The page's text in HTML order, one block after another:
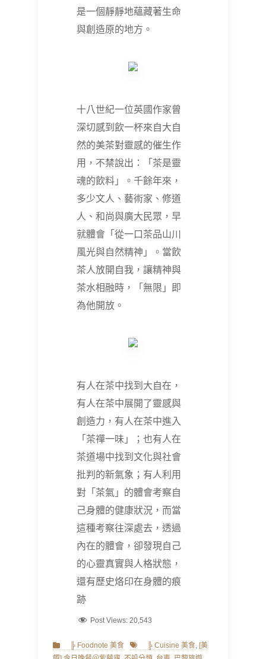
是一個靜靜地蘊藏著生命
與創造原的地方。
十八世紀一位英國作家曾
深切感到飲一杯來自大自
然的美茶對靈感的催生作
用，不禁說出：「茶是靈
魂的飲料」。千餘年來，
多少文人、藝術家、修道
人、和尚與廣大民眾，早
就體會「從一口茶品山川
風光與自然精神」。當飲
茶人放開自我，讓精神與
茶水相融時，「無限」即
為他開放。
有人在茶中找到大自在，
有人在茶中展開了靈感與
創造力，有人在茶中進入
「茶禪一味」；也有人在
茶道場中找到文化與社會
批判的新氣象；有人利用
對「茶氣」的體會考察自
己身體的健康狀況，而當
這種考察往深處去，透過
內在的體會，卻發現自己
的心靈真實與人格狀態，
還有歷史烙印在身體的痕
跡
Post Views: 20,543
Categories
╠ Foodnote 美食 Tags ╠ Cuisine 美食, [美